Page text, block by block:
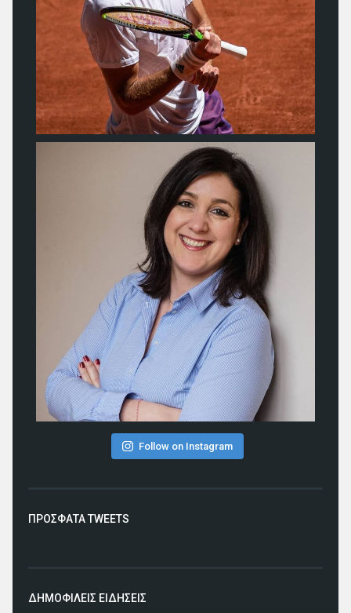
Follow on Instagram
ΠΡΟΣΦΑΤΑ TWEETS
ΔΗΜΟΦΙΛΕΙΣ ΕΙΔΗΣΕΙΣ